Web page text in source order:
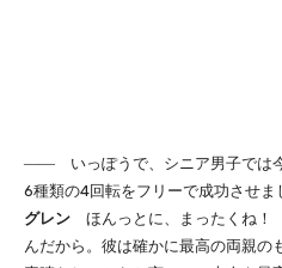
―― いっぽうで、シニア男子では
6種類の4回転をフリーで成功させま
グレン ほんっとに、まったくね！
んだから。彼は確かに最高の両親の